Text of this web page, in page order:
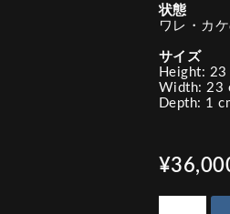
状態
ワレ・カ
サイズ
Height: 23
Width: 23
Depth: 1